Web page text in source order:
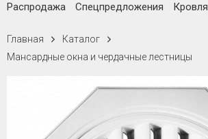
Распродажа Спецпредложения Кровля
Главная
Каталог
Мансардные окна и чердачные лестницы